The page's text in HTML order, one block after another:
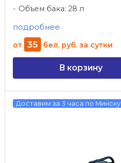
Объем бака: 28 л
подробнее
от 35 бел. руб. за сутки
В корзину
Доставим за 3 часа по Минску